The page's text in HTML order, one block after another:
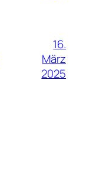
16.
März
2025